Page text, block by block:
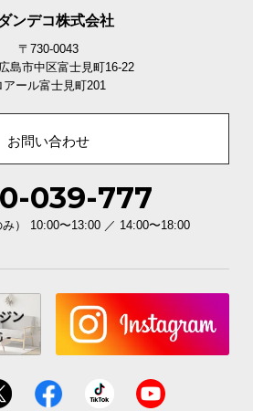
ンデコ株式会社
〒730-0043
島市中区富士見町16-22
アール富士見町201
お問い合わせ
039-777
） 10:00〜13:00 ／ 14:00〜18:00